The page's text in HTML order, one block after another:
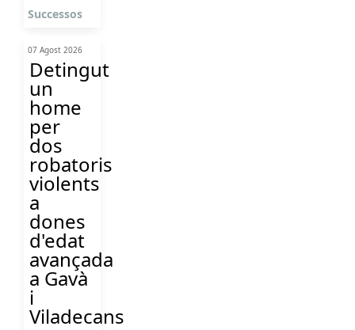
Successos
07 Agost 2026
Detingut
un
home
per
dos
robatoris
violents
a
dones
d'edat
avançada
a Gavà
i
Viladecans